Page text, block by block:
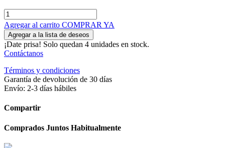
Agregar al carrito COMPRAR YA
Agregar a la lista de deseos
¡Date prisa! Solo quedan 4 unidades en stock.
Contáctanos
Términos y condiciones
Garantía de devolución de 30 días
Envío: 2-3 días hábiles
Compartir
Comprados Juntos Habitualmente